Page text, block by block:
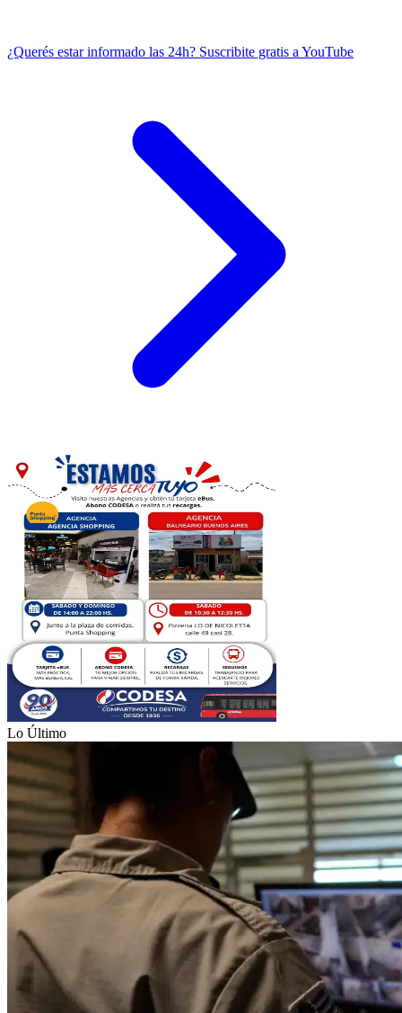
¿Querés estar informado las 24h? Suscribite gratis a YouTube
Lo Último